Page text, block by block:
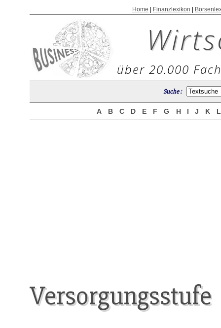
Home Finanzlexikon
über 20.000
Suche :
A B C D E F G H I J K
Versorgungsstufe